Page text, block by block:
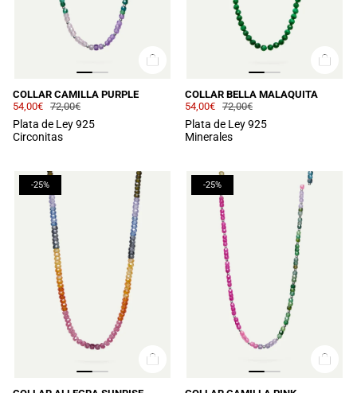
COLLAR CAMILLA PURPLE
54,00€ 72,00€
Plata de Ley 925
Circonitas
COLLAR BELLA MALAQUITA
54,00€ 72,00€
Plata de Ley 925
Minerales
-25% -25%